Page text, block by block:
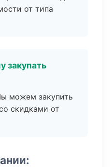
от типа
закупать
можем закупить
скидками от